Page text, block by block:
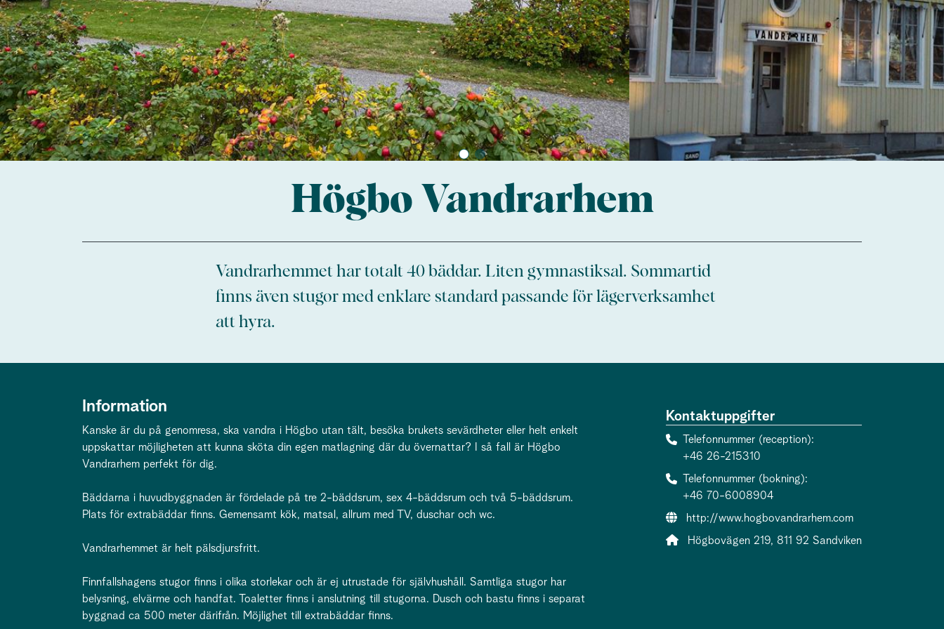
Högbo Vandrarhem
Vandrarhemmet har totalt 40 bäddar. Liten gymnastiksal. Sommartid
finns även stugor med enklare standard passande för lägerverksamhet
att hyra.
Information
Kanske är du på genomresa, ska vandra i Högbo utan tält, besöka brukets sevärdheter eller helt enkelt
uppskattar möjligheten att kunna sköta din egen matlagning där du övernattar? I så fall är Högbo
Vandrarhem perfekt för dig.
Bäddarna i huvudbyggnaden är fördelade på tre 2-bäddsrum, sex 4-bäddsrum och två 5-bäddsrum.
Plats för extrabäddar finns. Gemensamt kök, matsal, allrum med TV, duschar och wc.
Vandrarhemmet är helt pälsdjursfritt.
Finnfallshagens stugor finns i olika storlekar och är ej utrustade för självhushåll. Samtliga stugor har
belysning, elvärme och handfat. Toaletter finns i anslutning till stugorna. Dusch och bastu finns i separat
byggnad ca 500 meter därifrån. Möjlighet till extrabäddar finns.
Kontaktuppgifter
Telefonnummer (reception)
+46 26-215310
Telefonnummer (bokning)
+46 70-6008904
Webbsida:
http://www.hogbovandrarhem.com
Adress:
Högbovägen 219, 811 92 Sandviken